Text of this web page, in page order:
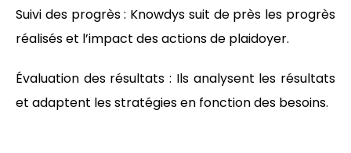
Suivi des progrès : Knowdys suit de près les progrès
réalisés et l’impact des actions de plaidoyer.
Évaluation des résultats : Ils analysent les résultats
et adaptent les stratégies en fonction des besoins.